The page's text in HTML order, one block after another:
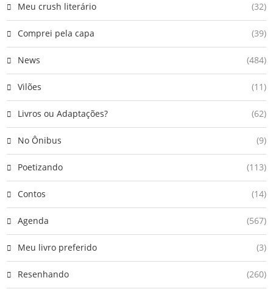
Meu crush literário (32)
Comprei pela capa (39)
News (484)
Vilões (11)
Livros ou Adaptações? (62)
No Ônibus (9)
Poetizando (113)
Contos (14)
Agenda (567)
Meu livro preferido (3)
Resenhando (260)